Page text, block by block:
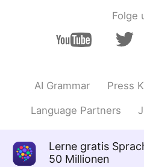
Folge
AI Grammar Press
Language Partners
Lerne gratis
50 Millionen